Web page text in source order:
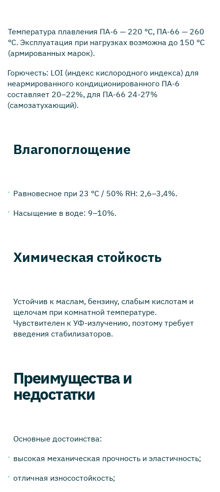
Температура плавления ПА-6 — 220 °C, ПА-66 — 260
°C. Эксплуатация при нагрузках возможна до 150 °C
(армированных марок).
Горючесть: LOI (индекс кислородного индекса) для
неармированного кондиционированного ПА-6
составляет 20–22%, для ПА-66 24-27%
(самозатухающий).
Влагопоглощение
Равновесное при 23 °C / 50% RH: 2,6–3,4%.
Насыщение в воде: 9–10%.
Химическая стойкость
Устойчив к маслам, бензину, слабым кислотам и
щелочам при комнатной температуре.
Чувствителен к УФ-излучению, поэтому требует
введения стабилизаторов.
Преимущества и
недостатки
Основные достоинства:
высокая механическая прочность и эластичность;
отличная износостойкость;